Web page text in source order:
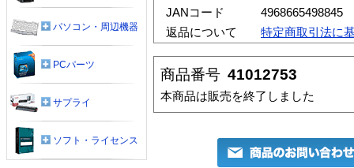
JANコード
4968665498845
返品について
特定商取引法に
商品番号 41012753
本商品は販売を終了しました
パソコン・周辺機器
PCパーツ
サプライ
ソフト・ライセンス